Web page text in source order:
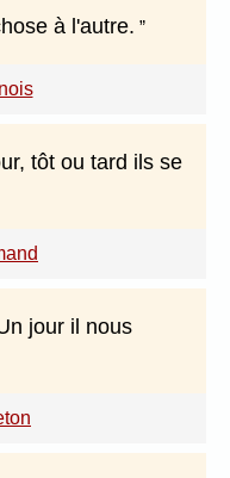
à l'autre.
tôt ou tard ils se
jour il nous